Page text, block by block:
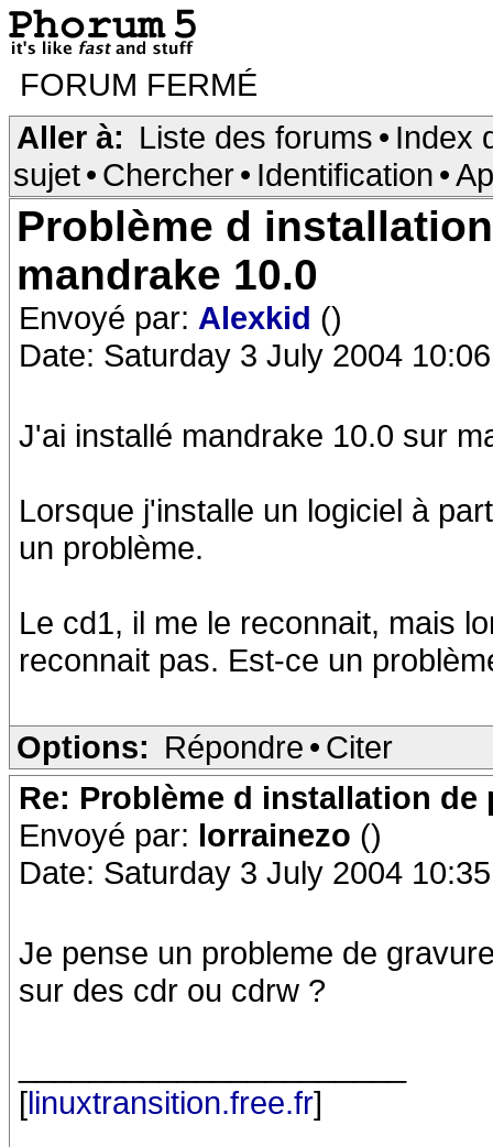
FORUM FERMÉ
Aller à: Liste des forums • Index
sujet• Chercher• Identification •
Problème d
mandrake 10.0
Envoyé par: Alexkid ()
Date: Saturday 3 July 2004
J'ai installé mandrake 10.0 sur
Lorsque j'installe un logiciel à
un problème.
Le cd1, il me le reconnait, mais
reconnait pas. Est-ce un
Options: Répondre • Citer
Re: Problème d installation de
Envoyé par: lorrainezo ()
Date: Saturday 3 July 2004
Je pense un probleme de
sur des cdr ou cdrw ?
[linuxtransition.free.fr]